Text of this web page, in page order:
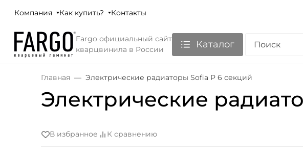
Компания Как купить? Контакты
Fargo официальный сайт
кварцвинила в России
Каталог
Главная Электрические радиаторы Sofia P 6 секций
Электрические
В избранное К сравнению